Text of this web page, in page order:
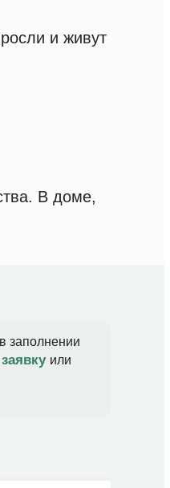
и живут
В доме,
заполнении
или